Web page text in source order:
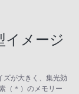
イメージ
ズが大きく、集光効
（＊）のメモリー